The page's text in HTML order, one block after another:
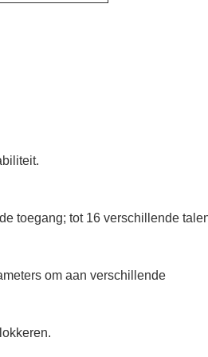
toegang; tot 16 verschillende
om aan verschillende